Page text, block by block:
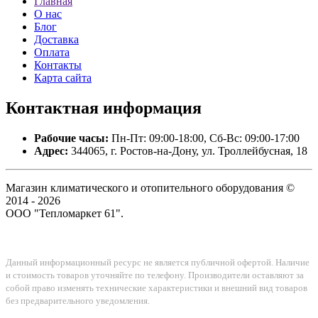
О нас
Блог
Доставка
Оплата
Контакты
Карта сайта
Контактная информация
Рабочие часы: Пн-Пт: 09:00-18:00, Сб-Вс: 09:00-17:00
Адрес: 344065, г. Ростов-на-Дону, ул. Троллейбусная, 18
Магазин климатического и отопительного оборудования ©
2014 - 2026
ООО "Тепломаркет 61".
Данный информационный ресурс не является публичной офертой. Наличие
и стоимость товаров уточняйте по телефону. Производители оставляют за
собой право изменять технические характеристики и внешний вид товаров
без предварительного уведомления.